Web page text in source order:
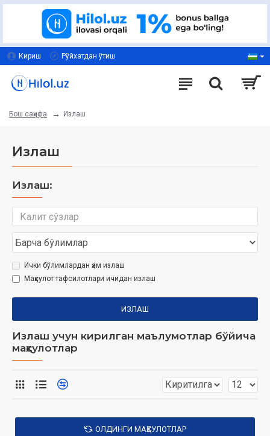
Кириш Рўйхатдан ўтиш
Бош саҳифа Излаш
Излаш
Излаш:
Ички бўлимлардан ҳам излаш
Маҳсулот тафсилотлари ичидан излаш
ИЗЛАШ
Излаш учун кирилган маълумотлар бўйича
маҳсулотлар
ОЛДИНГИ МАҲСУЛОТЛАР